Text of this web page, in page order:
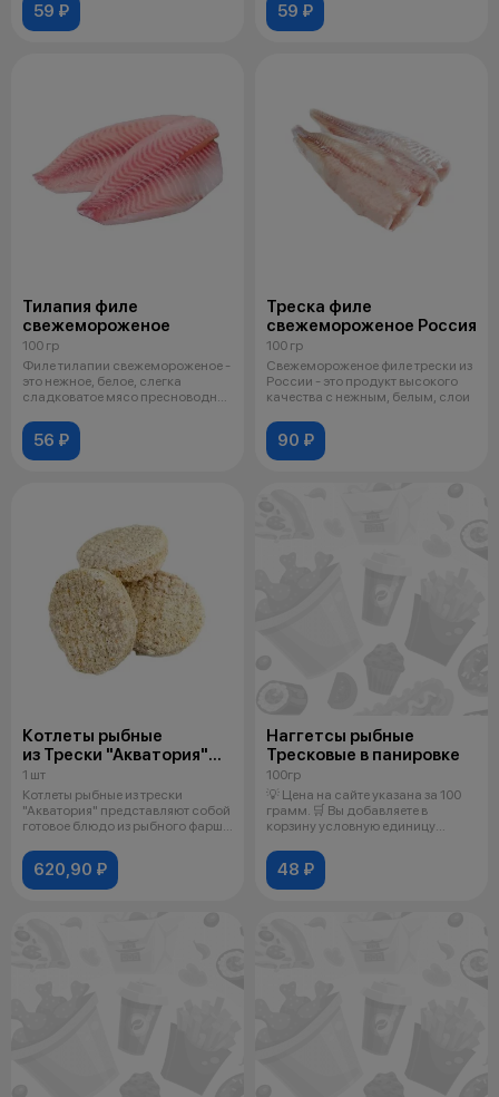
59 ₽ 59 ₽
Тилапия филе
свежемороженое
100 гр
Филе тилапии свежемороженое -
это нежное, белое, слегка
сладковатое мясо пресноводной
56 ₽
Треска филе
свежемороженое Россия
100 гр
Свежемороженое филе трески из
России - это продукт высокого
качества с нежным, белым, слои
90 ₽
Котлеты рыбные
из Трески "Акватория"
800гр
1 шт
Котлеты рыбные из трески
"Акватория" представляют собой
готовое блюдо из рыбного фарша
620,90 ₽
Наггетсы рыбные
Тресковые в панировке
100гр
💡 Цена на сайте указана за 100
грамм. 🛒 Вы добавляете в
корзину условную единицу
48 ₽